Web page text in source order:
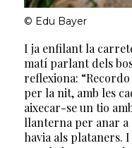
© Edu Bayer
I ja enfilant la
matí parlant dels
reflexiona:
per la nit, amb les
aixecar-se un tio
llanterna per anar a
havia als plataners. I